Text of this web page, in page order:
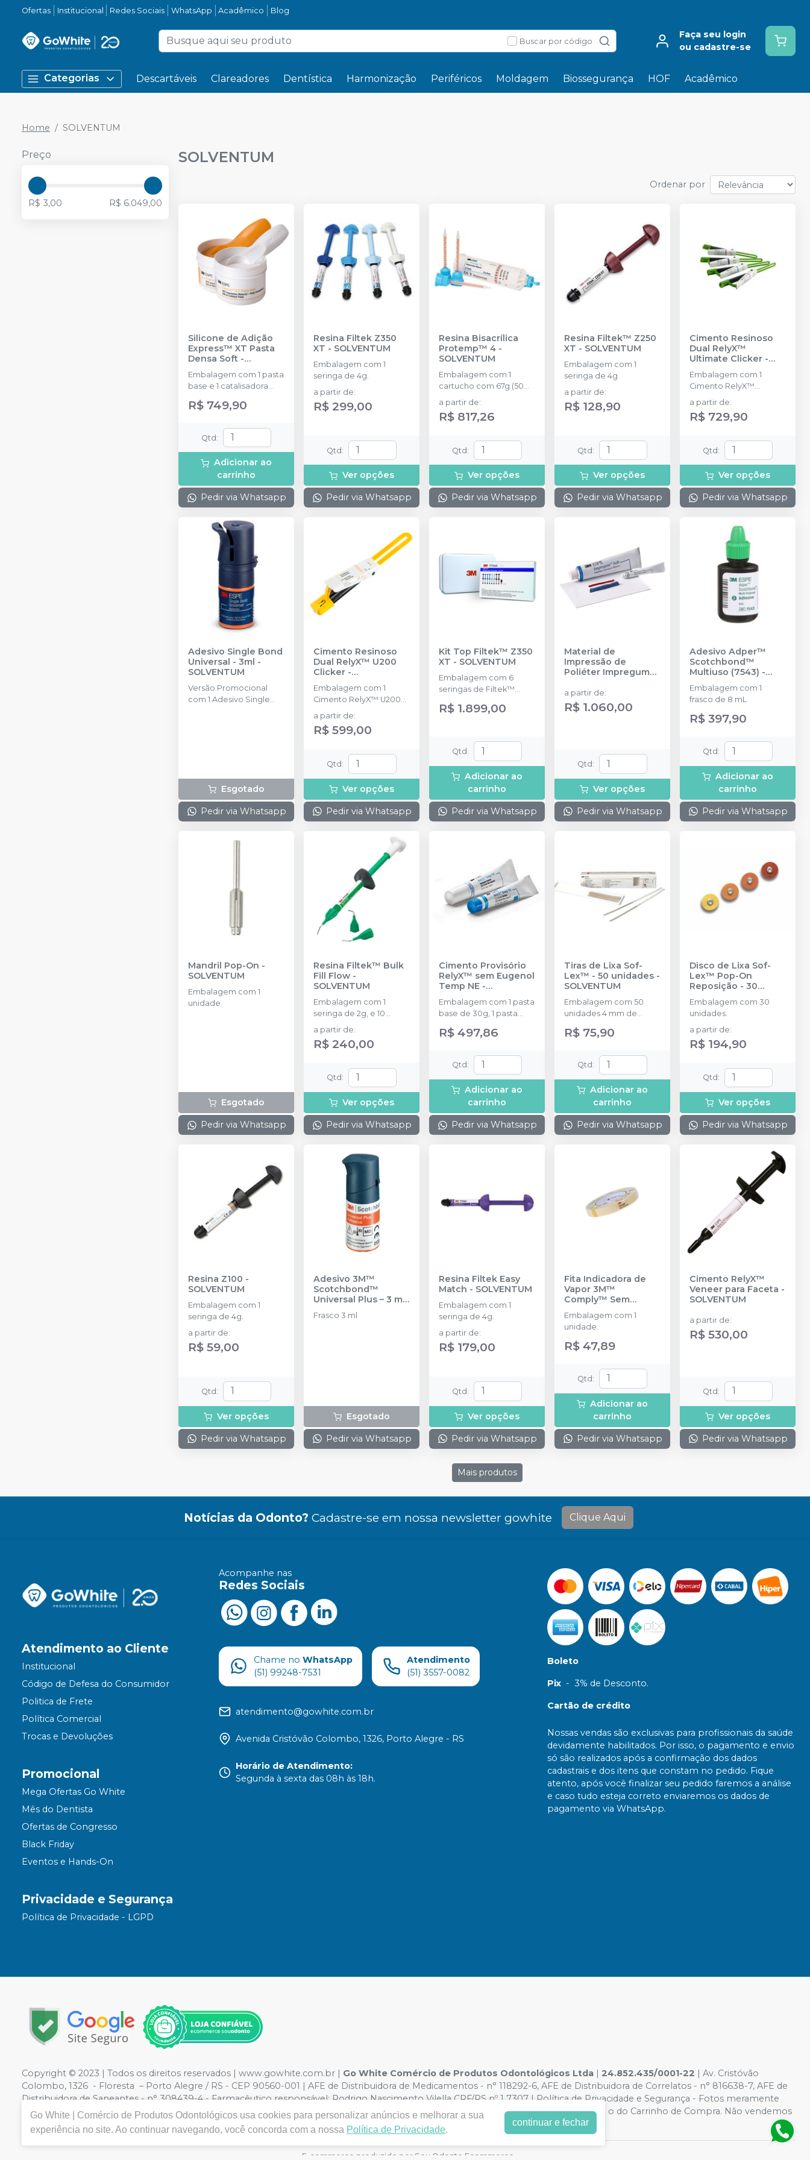
Ofertas Institucional Redes Sociais WhatsApp Acadêmico Blog
Buscar por código
Faça seu login
ou cadastre-se
Categorias Descartáveis Clareadores Dentística Harmonização Periféricos Moldagem Biossegurança HOF Acadêmico
Home SOLVENTUM
Preço
R$ 3,00 R$ 6.049,00
SOLVENTUM
Ordenar por
Silicone de Adição
Express™ XT Pasta
Densa Soft -
Reposição
SOLVENTUM
Embalagem com 1 pasta
base e 1 catalisadora
(250ml cada)+ 2
colheres.
R$ 749,90
Qtd:
Adicionar ao
carrinho
Pedir via Whatsapp
Resina Filtek Z350
XT - SOLVENTUM
Embalagem com 1
seringa de 4g.
a partir de:
R$ 299,00
Qtd:
Ver opções
Pedir via Whatsapp
Resina Bisacrílica
Protemp™ 4 -
SOLVENTUM
Embalagem com 1
cartucho com 67g (50
ml) + 16 pontas
misturadoras.
a partir de:
R$ 817,26
Qtd:
Ver opções
Pedir via Whatsapp
Resina Filtek™ Z250
XT - SOLVENTUM
Embalagem com 1
seringa de 4g
a partir de:
R$ 128,90
Qtd:
Ver opções
Pedir via Whatsapp
Cimento Resinoso
Dual RelyX™
Ultimate Clicker -
SOLVENTUM
Embalagem com 1
Cimento RelyX™
Ultimate Clicke de 4,5g.
a partir de:
R$ 729,90
Qtd:
Ver opções
Pedir via Whatsapp
Adesivo Single Bond
Universal - 3ml -
SOLVENTUM
Versão Promocional
com 1 Adesivo Single
Esgotado
Pedir via Whatsapp
Cimento Resinoso
Dual RelyX™ U200
Clicker -
SOLVENTUM
Embalagem com 1
Cimento RelyX™ U200
Clicker de 11g.
a partir de:
R$ 599,00
Qtd :
Ver opções
Pedir via Whatsapp
Kit Top Filtek™ Z350
XT - SOLVENTUM
Embalagem com 6
seringas de Filtek™
Z350 XT de 4g nas cores
(A1B, A2B, A3B, A2E,A1E E
de 4g na cor XW e PO; 1
Frasco de 3M™
Plus de 3ml; 1 3M™ Sof-
LeX™ Espiral Disco
Diamantado para
Polimento - Rosa; 1 3M™
R$ 1.899,00
Qtd :
Adicionar ao
carrinho
Pedir via Whatsapp
Material de
Impressão de
Poliéter Impregum™
a partir de:
R$ 1.060,00
Qtd :
Ver opções
Pedir via Whatsapp
Adesivo Adper™
Scotchbond™
Multiuso (7543) -
SOLVENTUM
Embalagem com 1
frasco de 8 mL
R$ 397,90
Qtd :
Adicionar ao
carrinho
Pedir via Whatsapp
Mandril Pop-On -
SOLVENTUM
Embalagem com 1
unidade.
Esgotado
Pedir via Whatsapp
Resina Filtek™ Bulk
Fill Flow -
SOLVENTUM
Embalagem com 1
seringa de 2g, e 10
pontas aplicadoras
a partir de:
R$ 240,00
Qtd :
Ver opções
Pedir via Whatsapp
Cimento Provisório
RelyX™ sem Eugenol
Temp NE -
SOLVENTUM
Embalagem com 1 pasta
base de 30g, 1 pasta
bloco de espatulação.
R$ 497,86
Qtd :
Adicionar ao
carrinho
Pedir via Whatsapp
Tiras de Lixa Sof-
Lex™ - 50 unidades -
SOLVENTUM
Embalagem com 50
unidades 4 mm de
comprimento;
R$ 75,90
Qtd :
Adicionar ao
carrinho
Pedir via Whatsapp
Disco de Lixa Sof-
Lex™ Pop-On
Reposição - 30
unidades
SOLVENTUM
Embalagem com 30
unidades.
a partir de:
R$ 194,90
Qtd :
Ver opções
Pedir via Whatsapp
Resina Z100 -
SOLVENTUM
Embalagem com 1
seringa de 4g.
a partir de:
R$ 59,00
Qtd :
Ver opções
Pedir via Whatsapp
Adesivo 3M™
Scotchbond™
Universal Plus – 3 ml
SOLVENTUM
Frasco 3 ml
Esgotado
Pedir via Whatsapp
Resina Filtek Easy
Match - SOLVENTUM
Embalagem com 1
seringa de 4g.
a partir de:
R$ 179,00
Qtd :
Ver opções
Pedir via Whatsapp
Fita Indicadora de
Vapor 3M™
Comply™ Sem
Chumbo - 18mm X
55m-SOLVENTUM
Embalagem com 1
unidade.
R$ 47,89
Qtd :
Adicionar ao
carrinho
Pedir via Whatsapp
Cimento RelyX™
Veneer para Faceta -
SOLVENTUM
a partir de:
R$ 530,00
Qtd :
Ver opções
Pedir via Whatsapp
Mais produtos
Notícias da Odonto? Cadastre-se em nossa newsletter gowhite Clique Aqui
Atendimento ao Cliente
Institucional
Código de Defesa do Consumidor
Politica de Frete
Política Comercial
Trocas e Devoluções
Promocional
Mega Ofertas Go White
Mês do Dentista
Ofertas de Congresso
Black Friday
Eventos e Hands-On
Privacidade e Segurança
Política de Privacidade - LGPD
Acompanhe nas
Redes Sociais
Chame no WhatsApp
(51) 99248-7531
Atendimento
(51) 3557-0082
atendimento@gowhite.com.br
Avenida Cristóvão Colombo, 1326, Porto Alegre - RS
Horário de Atendimento:
Segunda à sexta das 08h às 18h.
Boleto
Pix - 3% de Desconto.
Cartão de crédito
Nossas vendas são exclusivas para profissionais da saúde
devidamente habilitados. Por isso, o pagamento e envio
só são realizados após a confirmação dos dados
cadastrais e dos itens que constam no pedido. Fique
atento, após você finalizar seu pedido faremos a análise
e caso tudo esteja correto enviaremos os dados de
pagamento via WhatsApp.
Copyright ©️ 2023 | Todos os direitos reservados | www.gowhite.com.br | Go White Comércio de Produtos Odontológicos Ltda | 24.852.435/0001-22 | Av. Cristóvão
Colombo, 1326 - Floresta – Porto Alegre / RS - CEP 90560-001 | AFE de Distribuidora de Medicamentos - n° 118292-6, AFE de Distribuidora de Correlatos - n° 816638-7, AFE de
Distribuidora de Saneantes - n° 308439-4 - Farmacêutico responsável: Rodrigo Nascimento Vilella CRF/RS nº 1 7307 | Política de Privacidade e Segurança - Fotos meramente
ilustrativas - Os preços e condições da loja virtual estão sujeitos a alterações. Em caso de divergência de preços no site, o valor válido é o do Carrinho de Compra. Não vendemos
por atacado, logo nos reservamos o direito de não atender compras de grandes volumes pelo canal e-commerce.
E-commerce produzido por Sou Odonto Ecommerce
Go White | Comércio de Produtos Odontológicos usa cookies para personalizar anúncios e melhorar a sua
experiência no site. Ao continuar navegando, você concorda com a nossa Política de Privacidade.
continuar e fechar